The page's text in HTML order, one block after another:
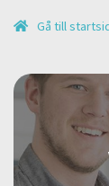
Gå till